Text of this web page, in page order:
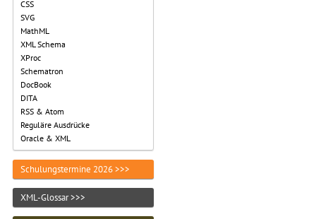
CSS
SVG
MathML
XML Schema
XProc
Schematron
DocBook
DITA
RSS & Atom
Reguläre Ausdrücke
Oracle & XML
Schulungstermine 2026 >>>
XML-Glossar >>>